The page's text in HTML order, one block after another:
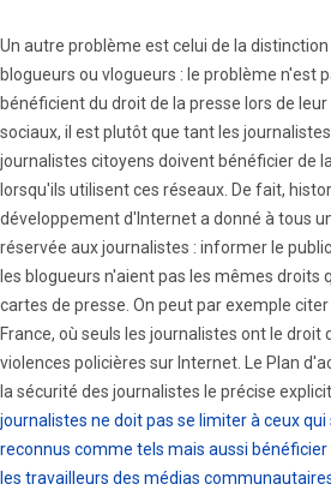
Un autre problème est celui de la
blogueurs ou vlogueurs : le problème n'est
bénéficient du droit de la presse lors de
sociaux, il est plutôt que tant les
journalistes citoyens doivent bénéficier de
lorsqu'ils utilisent ces réseaux. De fait,
développement d'Internet a donné à tous
réservée aux journalistes : informer le
les blogueurs n'aient pas les mêmes droits
cartes de presse. On peut par exemple
France, où seuls les journalistes ont le droit
violences policières sur Internet. Le Plan
la sécurité des journalistes le précise
journalistes ne doit pas se limiter à ceux
reconnus comme tels mais aussi bénéficier
les travailleurs des médias